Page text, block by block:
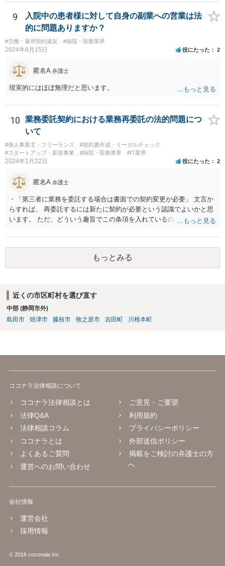
着手金33万円（税込）では割に合わないことになります。
9
入院中の患者様に対して自身の副業への営業は法
的に問題ありますか？
#労働・雇用契約違反 #病院・医療業界
2024年8月15日 役にたった 2
匿名A 弁護士
現実的にはほぼ無理だと思います。
10
業務委託契約における業務再委託の法的問題につ
いて
#個人事業主・フリーランス
#契約書作成・リーガルチェック
#スタートアップ・新規事業
#病院・医療業界 #IT業界
2024年1月22日 役にたった 2
匿名A 弁護士
・「第三者に業務を委託する場合は書面での契約変更が必要」 文言か
らすれば、 再委託するには新たに契約が必要という認識でよいかと思
います。 ただ、どういう趣旨でこの条項を入れているのかが少し気に
く目にします。 あえて契約変更という手続きを予定しているとなる
と、守秘条項との関係なのかもしれませんが、場合によっては、契約
条件（代金）の下方修正を考えてのものなのかという危惧はありま
す。
もっとみる
近くの市区町村を選び直す
中部 (静岡市外)
島田市
焼津市 藤枝市 牧之原市 吉田町 川根本町
ココナラ法律相談について
ココナラ法律相談とは
法律Q&A
法律相談コラム
ココナラとは
よくあるご質問
運営へのお問い合わせ
ご意見・ご要望
利用規約
プライバシーポリシー
外部送信ポリシー
掲載をご検討の弁護士の方
へ
会社情報
運営会社
採用情報
© 2016 coconala Inc.